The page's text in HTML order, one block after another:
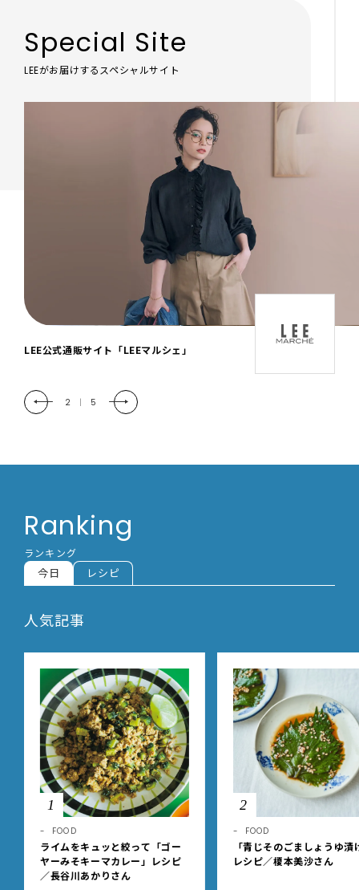
Special Site
LEEがお届けするスペシャルサイト
「LEE DAYS」本物志向にときめく。大人カ
2 | 5
Ranking
ランキング
今日 レシピ
人気記事
1
FOOD
ライムをキュッと絞って「ゴー
ヤーみそキーマカレー」レシピ
／長谷川あかりさん
2
FOOD
「青じそのごましょうゆ漬
レシピ／榎本美沙さん